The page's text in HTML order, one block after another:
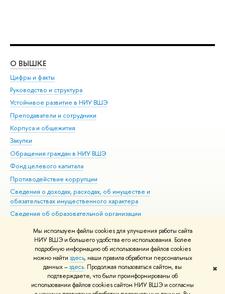
Мы используем файлы cookies для улучшения работы сайта
НИУ ВШЭ и большего удобства его использования. Более
подробную информацию об использовании файлов cookies
можно найти здесь, наши правила обработки персональных
данных –здесь. Продолжая пользоваться сайтом, вы
подтверждаете, что были проинформированы об
использовании файлов cookies сайтом НИУ ВШЭ и согласны
✖
О ВЫШКЕ
Цифры и факты
Руководство и структура
Устойчивое развитие в НИУ ВШЭ
Преподаватели и сотрудники
Корпуса и общежития
Закупки
Обращения граждан в НИУ ВШЭ
Фонд целевого капитала
Противодействие коррупции
Сведения о доходах, расходах, об имуществе и
обязательствах имущественного характера
Сведения об образовательной организации
Людям с ограниченными возможностями здоровья
Единая платежная страница
Работа в Вышке
© НИУ ВШЭ 1993–2026 Адреса и контакты Условия использования